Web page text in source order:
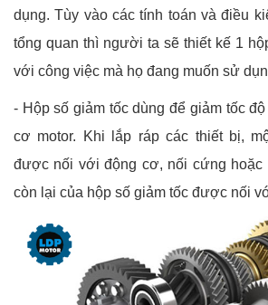
dụng. Tùy vào các tính toán và điều
tổng quan thì người ta sẽ thiết kế 1
với công việc mà họ đang muốn sử
- Hộp số giảm tốc dùng để giảm tốc
cơ motor. Khi lắp ráp các thiết bị,
được nối với động cơ, nối cứng hoặc
còn lại của hộp số giảm tốc được nối